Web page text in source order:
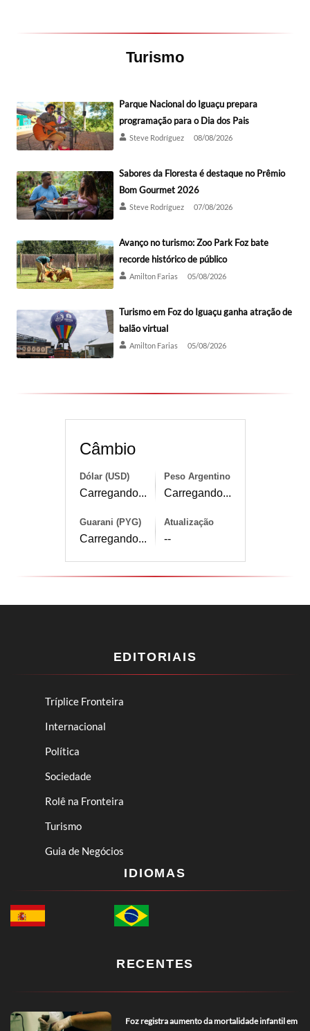
Turismo
Parque Nacional do Iguaçu prepara
programação para o Dia dos Pais
Steve Rodríguez 08/08/2026
Sabores da Floresta é destaque no Prêmio
Bom Gourmet 2026
Steve Rodríguez 07/08/2026
Avanço no turismo: Zoo Park Foz bate
recorde histórico de público
Amilton Farias 05/08/2026
Turismo em Foz do Iguaçu ganha atração de
balão virtual
Amilton Farias 05/08/2026
Câmbio
Dólar (USD)
Carregando...
Peso Argentino
Carregando...
Guarani (PYG)
Carregando...
Atualização
--
EDITORIAIS
Tríplice Fronteira
Internacional
Política
Sociedade
Rolê na Fronteira
Turismo
Guia de Negócios
IDIOMAS
RECENTES
Foz registra aumento da mortalidade infantil em